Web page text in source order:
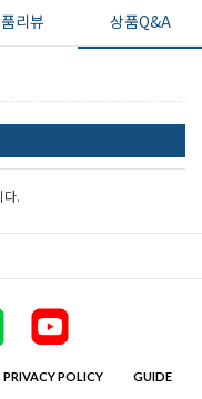
리뷰 상품Q&A
다.
PRIVACY POLICY GUIDE